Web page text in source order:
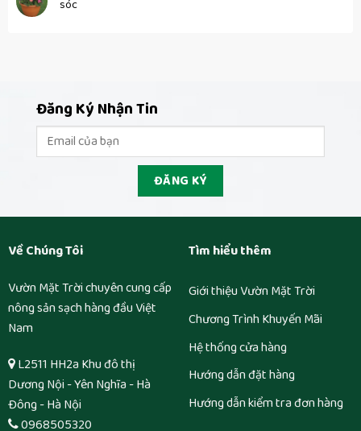
sóc
Đăng Ký Nhận Tin
Về Chúng Tôi
Vườn Mặt Trời chuyên cung cấp
nông sản sạch hàng đầu Việt
Nam
L2511 HH2a Khu đô thị
Dương Nội - Yên Nghĩa - Hà
Đông - Hà Nội
0968505320
Tìm hiểu thêm
Giới thiệu Vườn Mặt Trời
Chương Trình Khuyến Mãi
Hệ thống cửa hàng
Hướng dẫn đặt hàng
Hướng dẫn kiểm tra đơn hàng